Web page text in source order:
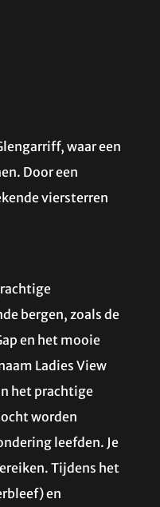
waar een
Door een
viersterren
bergen, zoals de
en het mooie
Ladies View
het prachtige
worden
leefden. Je
Tijdens het
en